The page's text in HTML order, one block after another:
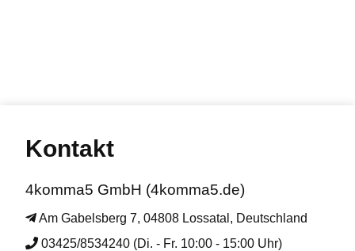
Kontakt
4komma5 GmbH (4komma5.de)
Am Gabelsberg 7, 04808 Lossatal, Deutschland
03425/8534240 (Di. - Fr. 10:00 - 15:00 Uhr)